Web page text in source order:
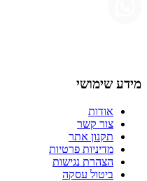
מידע שימושי
אודות
צור קשר
תקנון אתר
מדיניות פרטיות
הצהרת נגישות
ביטול עסקה